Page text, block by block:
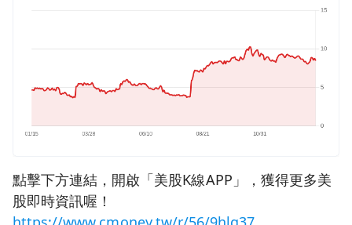
點擊下方連結，開啟「美股K線APP」，獲得更多美
股即時資訊喔！